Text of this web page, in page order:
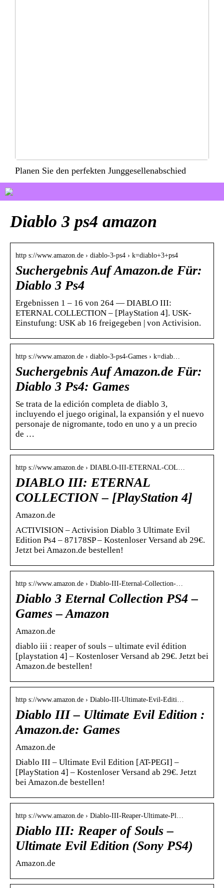
Planen Sie den perfekten Junggesellenabschied
Diablo 3 ps4 amazon
http s://www.amazon.de › diablo-3-ps4 › k=diablo+3+ps4
Suchergebnis Auf Amazon.de Für:
Diablo 3 Ps4
Ergebnissen 1 – 16 von 264 — DIABLO III:
ETERNAL COLLECTION – [PlayStation 4]. USK-
Einstufung: USK ab 16 freigegeben | von Activision.
http s://www.amazon.de › diablo-3-ps4-Games › k=diab…
Suchergebnis Auf Amazon.de Für:
Diablo 3 Ps4: Games
Se trata de la edición completa de diablo 3,
incluyendo el juego original, la expansión y el nuevo
personaje de nigromante, todo en uno y a un precio
de …
http s://www.amazon.de › DIABLO-III-ETERNAL-COL…
DIABLO III: ETERNAL
COLLECTION – [PlayStation 4]
Amazon.de
ACTIVISION – Activision Diablo 3 Ultimate Evil
Edition Ps4 – 87178SP – Kostenloser Versand ab 29€.
Jetzt bei Amazon.de bestellen!
http s://www.amazon.de › Diablo-III-Eternal-Collection-…
Diablo 3 Eternal Collection PS4 –
Games – Amazon
Amazon.de
diablo iii : reaper of souls – ultimate evil édition
[playstation 4] – Kostenloser Versand ab 29€. Jetzt bei
Amazon.de bestellen!
http s://www.amazon.de › Diablo-III-Ultimate-Evil-Editi…
Diablo III – Ultimate Evil Edition :
Amazon.de: Games
Amazon.de
Diablo III – Ultimate Evil Edition [AT-PEGI] –
[PlayStation 4] – Kostenloser Versand ab 29€. Jetzt
bei Amazon.de bestellen!
http s://www.amazon.de › Diablo-III-Reaper-Ultimate-Pl…
Diablo III: Reaper of Souls –
Ultimate Evil Edition (Sony PS4)
Amazon.de